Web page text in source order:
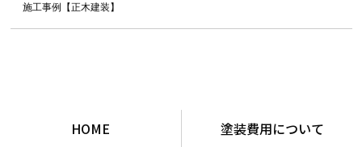
施工事例【正木建装】
HOME 塗装費用について